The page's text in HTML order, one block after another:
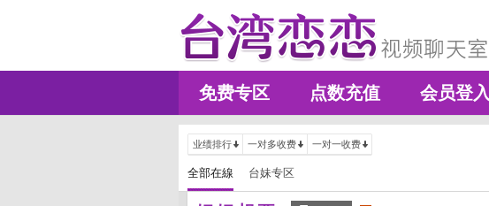
免费专区 点数充值 会员登入
业绩排行 一对多收费 一对一收费
全部在線 台妹专区